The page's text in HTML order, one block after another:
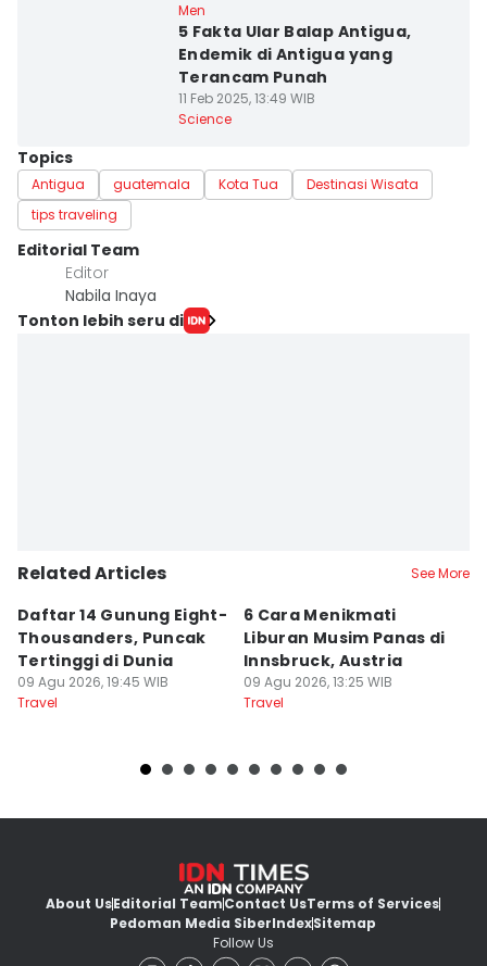
Men
5 Fakta Ular Balap Antigua,
Endemik di Antigua yang
Terancam Punah
11 Feb 2025, 13:49 WIB
Science
Topics
Antigua guatemala Kota Tua
Destinasi Wisata
tips traveling
Editorial Team
Editor
Nabila Inaya
Tonton lebih seru di
Related Articles See More
Daftar 14 Gunung Eight-
Thousanders, Puncak
Tertinggi di Dunia
09 Agu 2026, 19:45 WIB
Travel
6 Cara Menikmati
Liburan Musim Panas di
Innsbruck, Austria
09 Agu 2026, 13:25 WIB
Travel
About UsEditorial TeamContact UsTerms of Services
Pedoman Media SiberIndexSitemap
Follow Us